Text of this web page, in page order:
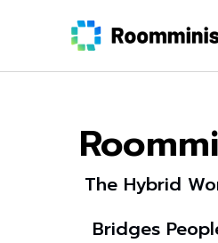
The Hybrid
Bridges